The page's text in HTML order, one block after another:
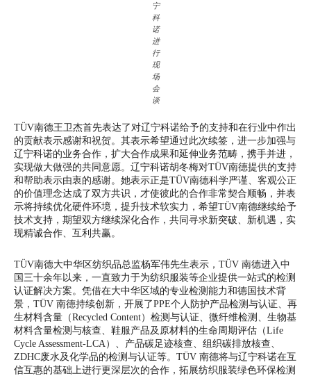
宁
科
诺
进
行
现
场
会
谈
TÜV南德王卫杰首先表达了对辽宁科诺给予的支持和在行业中作出
的贡献表示感谢和祝贺。其表示希望通过此次续签，进一步加强与
辽宁科诺的业务合作，扩大合作成果和延伸业务范畴，携手并进，
实现做大做强的共同意愿。辽宁科诺胡冬梅对TÜV南德提供的支持
和帮助表示由衷的感谢。她表示正是TÜV南德科学严谨、客观公正
的价值理念达成了双方共识，才使彼此的合作非常契合顺畅，并表
示将持续优化硬件环境，提升技术软实力，希望TÜV南德继续给予
技术支持，期望双方继续深化合作，共同寻求新突破、新机遇，实
现精诚合作、互利共赢。
TÜV南德大中华区纺织品总监杨军伟先生表示，TÜV 南德进入中
国三十余年以来，一直致力于为纺织服装等企业提供一站式的检测
认证解决方案。凭借在大中华区域的专业检测能力和德国技术背
景，TÜV 南德持续创新，开展了PPE个人防护产品检测与认证、再
生材料含量（Recycled Content）检测与认证、微纤维检测、生物基
材料含量检测与核查、鞋服产品及原材料的生命周期评估（Life
Cycle Assessment-LCA）、产品碳足迹核查、组织碳排放核查、
ZDHC废水及化学品的检测与认证等。TÜV 南德将与辽宁科诺在互
信互惠的基础上进行更深层次的合作，拓展纺织服装绿色环保检测